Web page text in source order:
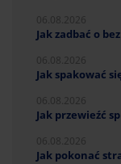
Jak zadbać o
Jak spakować
Jak przewieźć
Jak pokonać